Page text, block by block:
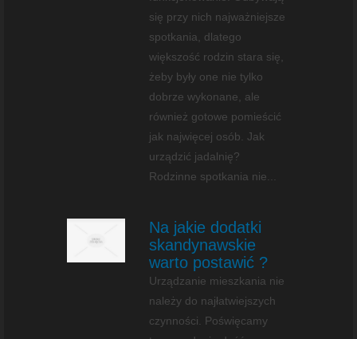
się przy nich najważniejsze
spotkania, dlatego
większość rodzin stara się,
żeby były one nie tylko
dobrze wykonane, ale
również gotowe pomieścić
jak najwięcej osób. Jak
urządzić jadalnię?
Rodzinne spotkania nie...
Na jakie dodatki
skandynawskie
warto postawić ?
Urządzanie mieszkania nie
należy do najłatwiejszych
czynności. Poświęcamy